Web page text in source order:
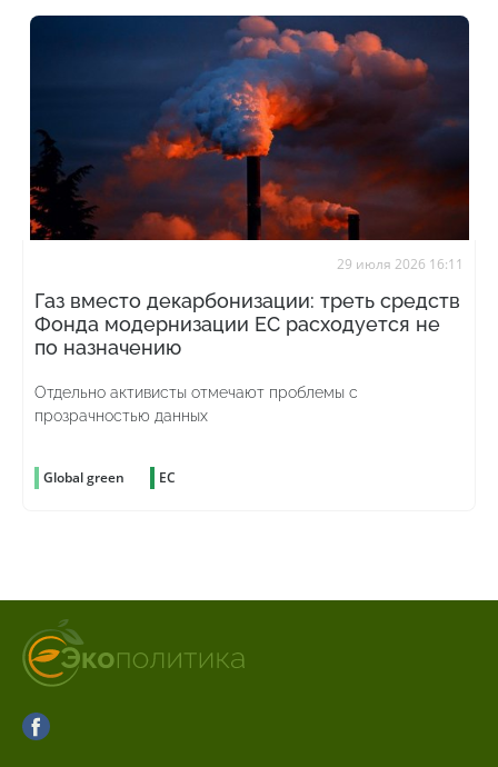
29 июля 2026 16:11
Газ вместо декарбонизации: треть средств
Фонда модернизации ЕС расходуется не
по назначению
Отдельно активисты отмечают проблемы с
прозрачностью данных
Global green ЕС